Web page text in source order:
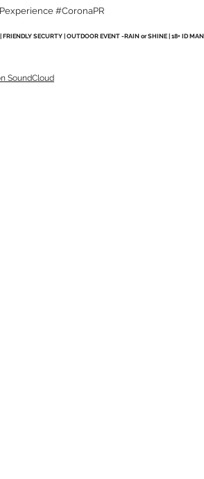
#CoronaPR
SECURTY | OUTDOOR EVENT -RAIN or SHINE | 18+ ID
SoundCloud